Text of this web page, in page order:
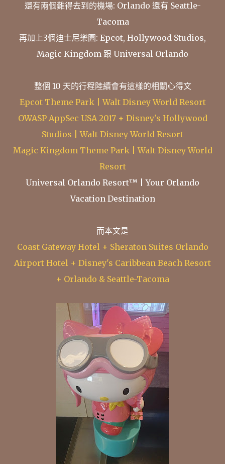
還有兩個難得去到的機場: Orlando 還有 Seattle-
Tacoma
再加上3個迪士尼樂園: Epcot, Hollywood Studios,
Magic Kingdom 跟 Universal Orlando
整個 10 天的行程陸續會有這樣的相關心得文
Epcot Theme Park | Walt Disney World Resort
OWASP AppSec USA 2017 + Disney's Hollywood
Studios | Walt Disney World Resort
Magic Kingdom Theme Park | Walt Disney World
Resort
Universal Orlando Resort™ | Your Orlando
Vacation Destination
而本文是
Coast Gateway Hotel + Sheraton Suites Orlando
Airport Hotel + Disney's Caribbean Beach Resort
+ Orlando & Seattle-Tacoma